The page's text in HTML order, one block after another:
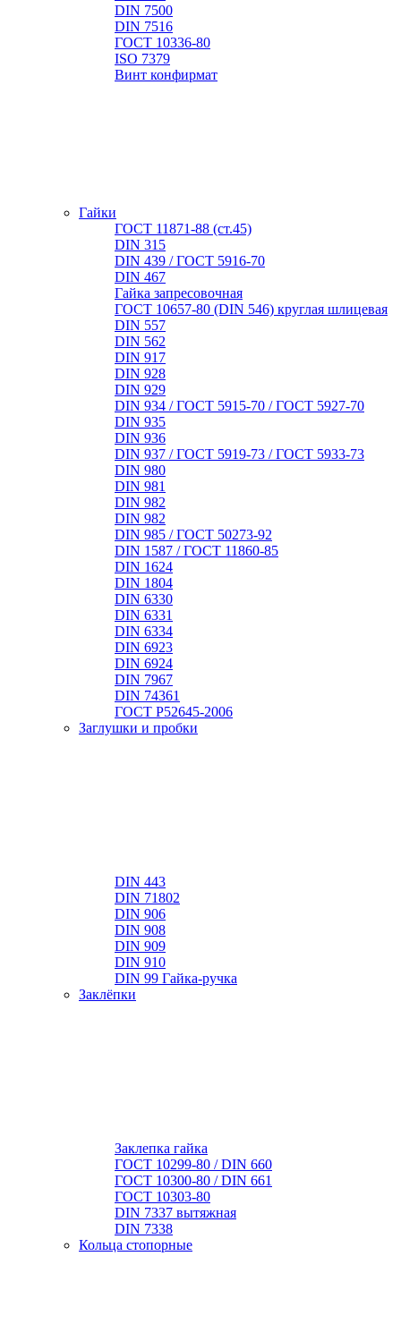
DIN 7500
DIN 7516
ГОСТ 10336-80
ISO 7379
Винт конфирмат
Гайки
ГОСТ 11871-88 (ст.45)
DIN 315
DIN 439 / ГОСТ 5916-70
DIN 467
Гайка запресовочная
ГОСТ 10657-80 (DIN 546) круглая шлицевая
DIN 557
DIN 562
DIN 917
DIN 928
DIN 929
DIN 934 / ГОСТ 5915-70 / ГОСТ 5927-70
DIN 935
DIN 936
DIN 937 / ГОСТ 5919-73 / ГОСТ 5933-73
DIN 980
DIN 981
DIN 982
DIN 982
DIN 985 / ГОСТ 50273-92
DIN 1587 / ГОСТ 11860-85
DIN 1624
DIN 1804
DIN 6330
DIN 6331
DIN 6334
DIN 6923
DIN 6924
DIN 7967
DIN 74361
ГОСТ Р52645-2006
Заглушки и пробки
DIN 443
DIN 71802
DIN 906
DIN 908
DIN 909
DIN 910
DIN 99 Гайка-ручка
Заклёпки
Заклепка гайка
ГОСТ 10299-80 / DIN 660
ГОСТ 10300-80 / DIN 661
ГОСТ 10303-80
DIN 7337 вытяжная
DIN 7338
Кольца стопорные